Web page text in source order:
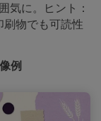
気に。ヒント：
物でも可読性
例